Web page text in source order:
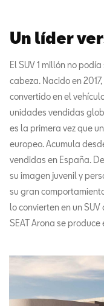
Un líder
El SUV 1 millón no
cabeza. Nacido en
convertido en el
unidades vendidas
es la primera vez que
europeo. Acumula
vendidas en España.
su imagen juvenil y
su gran
lo convierten en un
SEAT Arona se